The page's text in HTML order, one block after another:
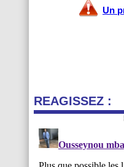
Un
REAGISSEZ :